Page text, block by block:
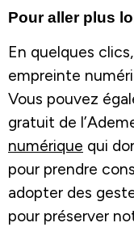
Pour aller plus
En quelques
empreinte
Vous pouvez
gratuit de
numérique qui
pour prendre
adopter des
pour préserver